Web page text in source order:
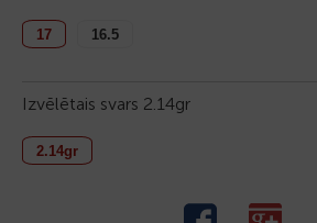
17 16.5
Izvēlētais svars 2.14gr
2.14gr